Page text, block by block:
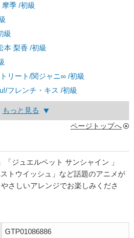
摩季 /初級
級
本 梨香 /初級
リート/関ジャニ∞ /初級
フレンチ・キス /初級
もっと見る
ページトップへ
「ジュエルペット サンシャイン 」
トウイッシュ」など話題のアニメが
さしいアレンジでお楽しみくださ
GTP01086886